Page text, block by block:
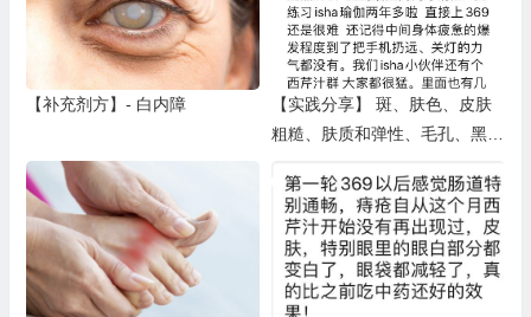
【补充剂方】- 白内障
【实践分享】 斑、肤色、皮肤
粗糙、肤质和弹性、毛孔、黑